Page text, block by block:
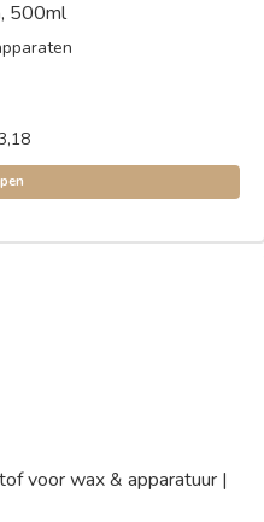
500ml
voor wax & apparatuur |